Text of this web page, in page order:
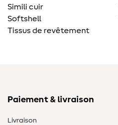
Simili cuir
Softshell
Tissus de revêtement
Paiement & livraison
Livraison